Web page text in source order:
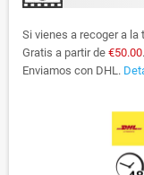
Si vienes a recoger a la
Gratis a partir de €50.00.
Enviamos con DHL.